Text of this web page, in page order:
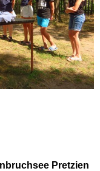
Pretzien